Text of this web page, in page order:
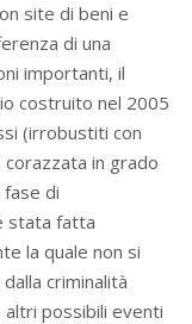
site di beni e
di una
importanti, il
costruito nel 2005
(irrobustiti con
in grado
di
stata fatta
la quale non si
criminalità
altri possibili eventi